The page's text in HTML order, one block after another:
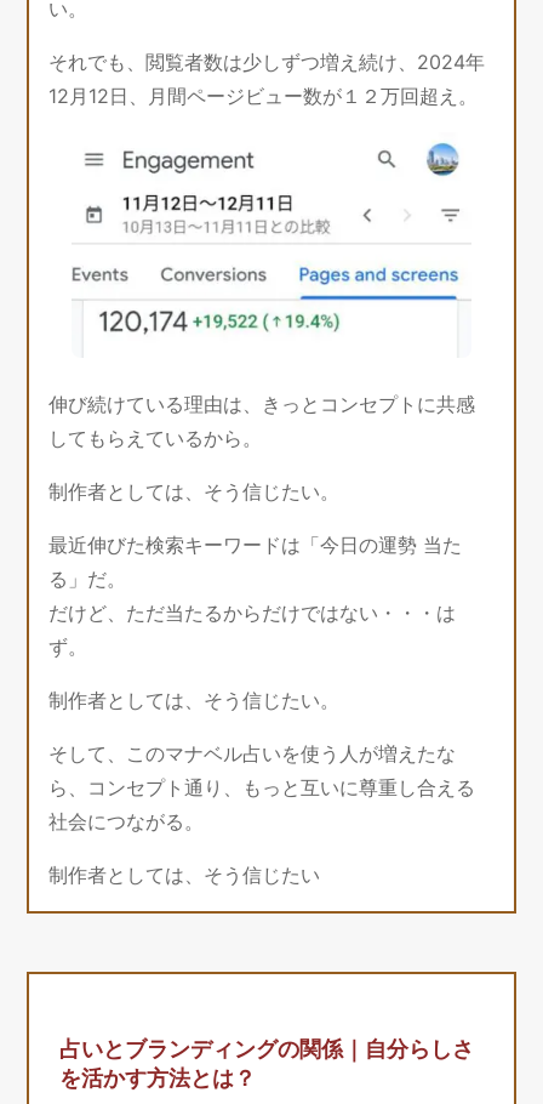
い。
それでも、閲覧者数は少しずつ増え続け、2024年
12月12日、月間ページビュー数が１２万回超え。
伸び続けている理由は、きっとコンセプトに共感
してもらえているから。
制作者としては、そう信じたい。
最近伸びた検索キーワードは「今日の運勢 当た
る」だ。
だけど、ただ当たるからだけではない・・・は
ず。
制作者としては、そう信じたい。
そして、このマナベル占いを使う人が増えたな
ら、コンセプト通り、もっと互いに尊重し合える
社会につながる。
制作者としては、そう信じたい
占いとブランディングの関係｜自分らしさ
を活かす方法とは？